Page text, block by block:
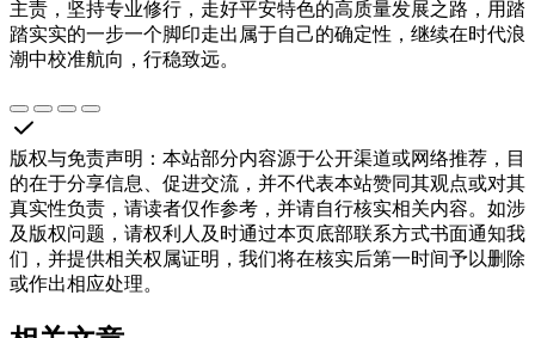
主责，坚持专业修行，走好平安特色的高质量发展之路，用踏
踏实实的一步一个脚印走出属于自己的确定性，继续在时代浪
潮中校准航向，行稳致远。
版权与免责声明 ： 本站部分内容源于公开渠道或网络推荐，目
的在于分享信息、促进交流，并不代表本站赞同其观点或对其
真实性负责，请读者仅作参考，并请自行核实相关内容。如涉
及版权问题，请权利人及时通过本页底部联系方式书面通知我
们，并提供相关权属证明，我们将在核实后第一时间予以删除
或作出相应处理。